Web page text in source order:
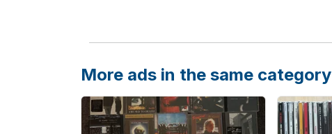
More ads in the same category